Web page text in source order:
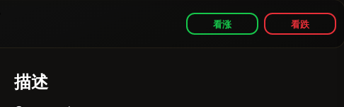
看涨 看跌
描述